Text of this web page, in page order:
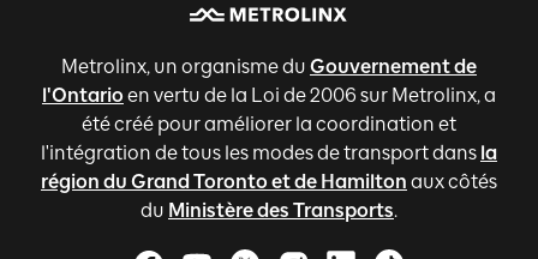
Metrolinx, un organisme du Gouvernement de
l'Ontario en vertu de la Loi de 2006 sur Metrolinx, a
été créé pour améliorer la coordination et
l'intégration de tous les modes de transport dans la
région du Grand Toronto et de Hamilton aux côtés
du Ministère des Transports.